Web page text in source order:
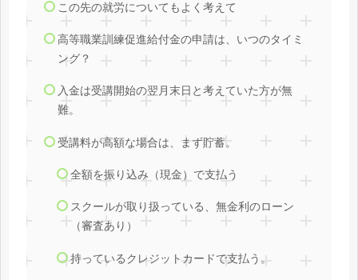
この先の就労についてもよく考えて
高等職業訓練促進給付金の申請は、いつのタイミ
ング？
入金は受講開始の翌月末日と考えていた方が無
難。
受講料が高額な場合は、まず貯蓄。
全額を振り込み（現金）で支払う
スクールが取り扱っている、無金利のローン
（審査あり）
持っているクレジットカードで支払う。